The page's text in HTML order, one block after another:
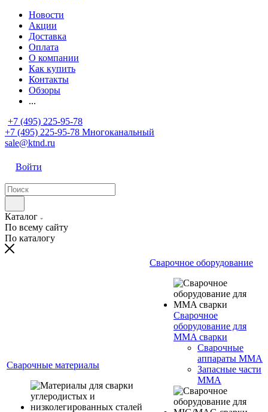
Новости
Акции
Доставка
Оплата
О компании
Как купить
Контакты
Обзоры
...
+7 (495) 225-95-78
+7 (495) 225-95-78 Многоканальный
sale@ktnd.ru
Войти
Каталог
По всему сайту
По каталогу
Сварочные материалы
Сварочное оборудование
Сварочное
оборудование для
MMA сварки
Сварочные
аппараты MMA
Запасные части
MMA